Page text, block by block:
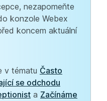
nezapomeňte
konzole Webex
koncem aktuální
v tématu Často
se odchodu
a Začínáme